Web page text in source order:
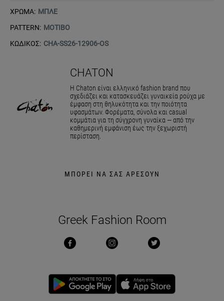
ΧΡΩΜΑ: ΜΠΛΕ
PATTERN: ΜΟΤΙΒΟ
ΚΩΔΙΚΟΣ: CHA-SS26-12906-OS
CHATON
Η Chaton είναι ελληνικό fashion brand που
σχεδιάζει και κατασκευάζει γυναικεία ρούχα με
έμφαση στη θηλυκότητα και την ποιότητα
υφασμάτων. Φορέματα, σύνολα και casual
κομμάτια για τη σύγχρονη γυναίκα — από την
καθημερινή εμφάνιση έως την ξεχωριστή
περίσταση.
ΜΠΟΡΕΙ ΝΑ ΣΑΣ ΑΡΕΣΟΥΝ
Greek Fashion Room